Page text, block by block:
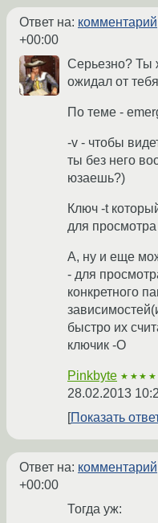
Ответ на: комментарий
+00:00
Серьезно? Ты
ожидал от
По теме -
-v - чтобы
ты без него
юзаешь?)
Ключ -t
для
А, ну и еще
- для
конкретного
быстро их
ключик -O
Pinkbyte
28.02.2013
Показать
Ответ на: комментарий
+00:00
Тогда уж: